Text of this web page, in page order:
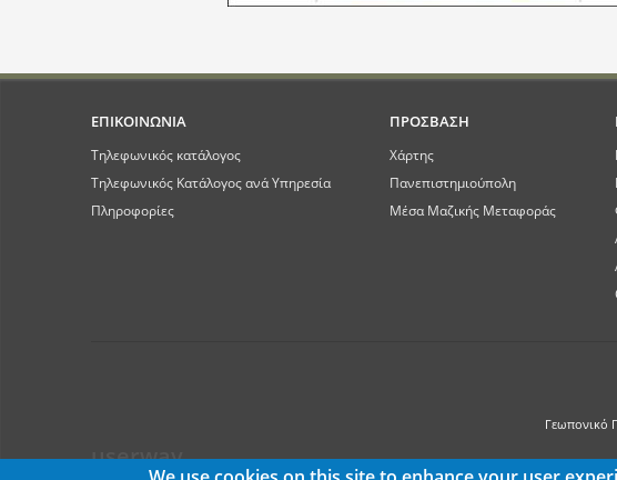
ΕΠΙΚΟΙΝΩΝΙΑ
Τηλεφωνικός κατάλογος
Τηλεφωνικός Κατάλογος ανά Υπηρεσία
Πληροφορίες
ΠΡΟΣΒΑΣΗ
Χάρτης
Πανεπιστημιούπολη
Μέσα Μαζικής Μεταφοράς
Γεωπονικό
userway